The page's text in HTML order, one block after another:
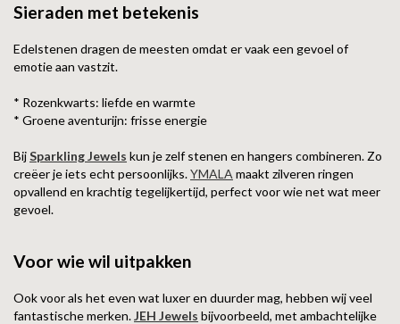
Sieraden met betekenis
Edelstenen dragen de meesten omdat er vaak een gevoel of
emotie aan vastzit.
* Rozenkwarts: liefde en warmte
* Groene aventurijn: frisse energie
BijSparkling Jewels kun je zelf stenen en hangers combineren. Zo
creëer je iets echt persoonlijks.YMALA maakt zilveren ringen
opvallend en krachtig tegelijkertijd, perfect voor wie net wat meer
gevoel.
Voor wie wil uitpakken
Ook voor als het even wat luxer en duurder mag, hebben wij veel
fantastische merken.JEH Jewels bijvoorbeeld, met ambachtelijke